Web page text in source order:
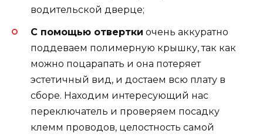
водительской дверце;
С помощью отвертки очень аккуратно
поддеваем полимерную крышку, так как
можно поцарапать и она потеряет
эстетичный вид, и достаем всю плату в
сборе. Находим интересующий нас
переключатель и проверяем посадку
клемм проводов, целостность самой